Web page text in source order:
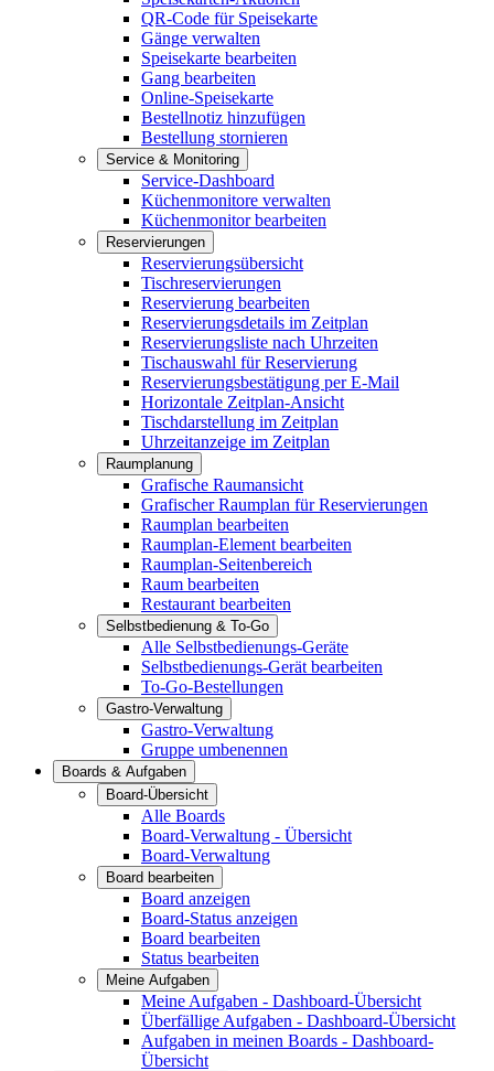
QR-Code für Speisekarte
Gänge verwalten
Speisekarte bearbeiten
Gang bearbeiten
Online-Speisekarte
Bestellnotiz hinzufügen
Bestellung stornieren
Service & Monitoring
Service-Dashboard
Küchenmonitore verwalten
Küchenmonitor bearbeiten
Reservierungen
Reservierungsübersicht
Tischreservierungen
Reservierung bearbeiten
Reservierungsdetails im Zeitplan
Reservierungsliste nach Uhrzeiten
Tischauswahl für Reservierung
Reservierungsbestätigung per E-Mail
Horizontale Zeitplan-Ansicht
Tischdarstellung im Zeitplan
Uhrzeitanzeige im Zeitplan
Raumplanung
Grafische Raumansicht
Grafischer Raumplan für Reservierungen
Raumplan bearbeiten
Raumplan-Element bearbeiten
Raumplan-Seitenbereich
Raum bearbeiten
Restaurant bearbeiten
Selbstbedienung & To-Go
Alle Selbstbedienungs-Geräte
Selbstbedienungs-Gerät bearbeiten
To-Go-Bestellungen
Gastro-Verwaltung
Gastro-Verwaltung
Gruppe umbenennen
Boards & Aufgaben
Board-Übersicht
Alle Boards
Board-Verwaltung - Übersicht
Board-Verwaltung
Board bearbeiten
Board anzeigen
Board-Status anzeigen
Board bearbeiten
Status bearbeiten
Meine Aufgaben
Meine Aufgaben - Dashboard-Übersicht
Überfällige Aufgaben - Dashboard-Übersicht
Aufgaben in meinen Boards - Dashboard-
Übersicht